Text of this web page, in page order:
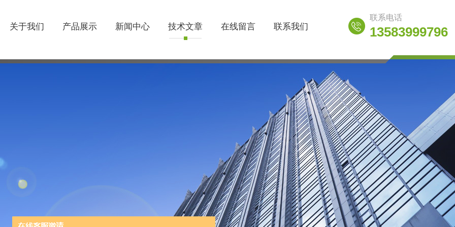
关于我们 产品展示 新闻中心 技术文章 在线留言 联系我们
联系电话
13583999796